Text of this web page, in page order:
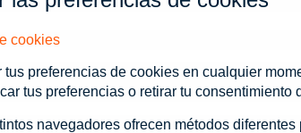
cookies
tus preferencias de cookies en cualquier
tus preferencias o retirar tu consentimiento
navegadores ofrecen métodos